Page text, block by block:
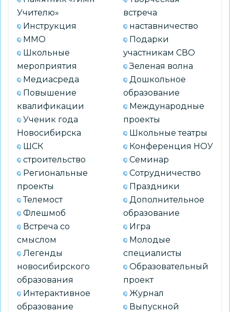
первенстве
Новосибирской
области
Учителю»
Инструкция
ММО
Школьные
мероприятия
Медиасреда
Повышение
квалификации
Ученик года
Новосибирска
ШСК
строительство
Региональные
проекты
Телемост
Флешмоб
Встреча со
смыслом
Легенды
новосибирского
образования
Интерактивное
образование
встреча
наставничество
Подарки
участникам СВО
Зеленая волна
Дошкольное
образование
Международные
проекты
Школьные театры
Конференция НОУ
Семинар
Сотрудничество
Праздники
Дополнительное
образование
Игра
Молодые
специалисты
Образовательный
проект
Журнал
Выпускной